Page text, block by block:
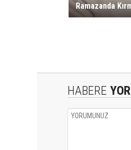
Ramazanda
HABERE